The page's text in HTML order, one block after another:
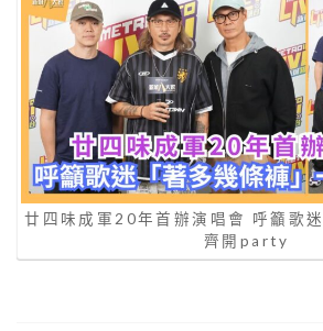
廿四味成軍20年首辦演唱會 呼籲歌
齊開party